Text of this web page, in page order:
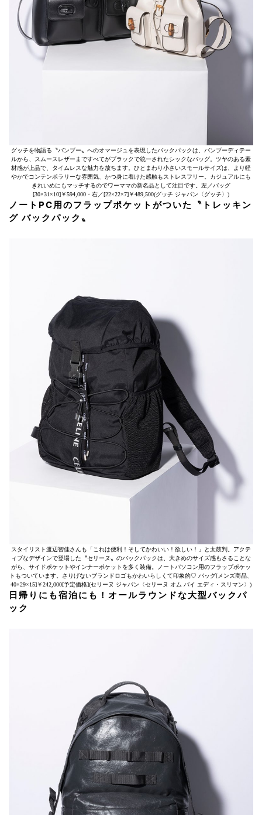
グッチを物語る〝バンブー〟へのオマージュを表現したバックパックは、バンブーディテー
ルから、スムースレザーまですべてがブラックで統一されたシックなバッグ。ツヤのある素
材感が上品で、タイムレスな魅力を放ちます。ひとまわり小さいスモールサイズは、より軽
やかでコンテンポラリーな雰囲気、かつ身に着けた感触もストレスフリー。カジュアルにも
きれいめにもマッチするのでワーママの新名品として注目です。左／バッグ
[30×31×10]￥594,000・右／[22×22×7]￥489,500(グッチ ジャパン〈グッチ〉)
ノートPC用のフラップポケットがついた〝トレッキン
グ バックパック〟
スタイリスト渡辺智佳さんも「これは便利！そしてかわいい！欲しい！」と太鼓判。アクテ
ィブなデザインで登場した〝セリーヌ〟のバックパックは、大きめのサイズ感もさることな
がら、サイドポケットやインナーポケットを多く装備。ノートパソコン用のフラップポケッ
トもついています。さりげないブランドロゴもかわいらしくて印象的♡ バッグ[メンズ商品、
40×29×15]￥242,000[予定価格](セリーヌ ジャパン〈セリーヌ オム バイ エディ・スリマン〉)
日帰りにも宿泊にも！オールラウンドな大型バックパ
ック